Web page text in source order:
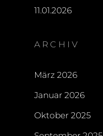
11.01.2026
ARCHIV
März 2026
Januar 2026
Oktober 2025